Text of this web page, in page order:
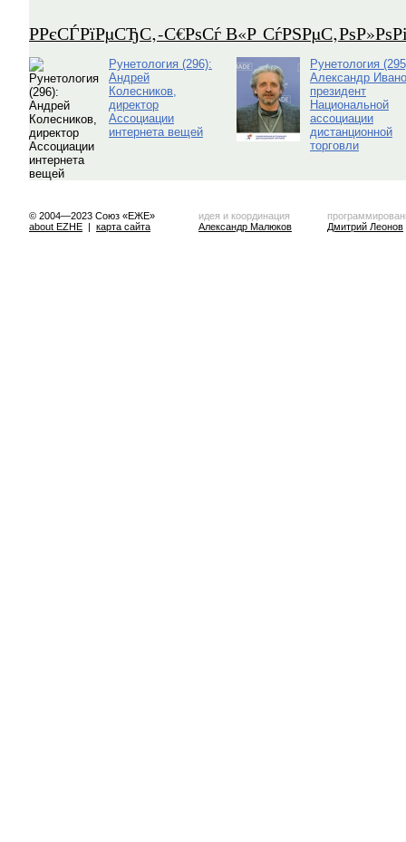
Р­РєСЃРїРµСЂС‚-С€РѕСѓ В«Р
Рунетология (296):
Андрей
Колесников,
директор
Ассоциации
интернета вещей
Рунетология
Александр
президент
Национальной
ассоциации
дистанционной
торговли
© 2004—2023 Союз «ЕЖЕ»
about EZHE | карта сайта
идея и координация
Александр Малюков
Дмитрий Леонов